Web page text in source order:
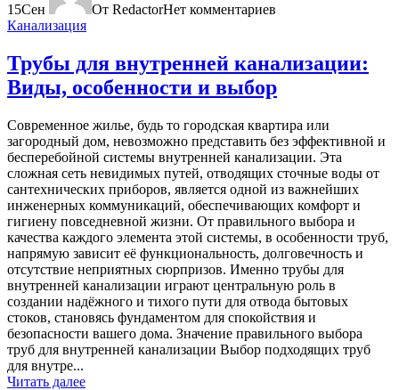
15Сен От RedactorНет комментариев
Канализация
Трубы для внутренней канализации:
Виды, особенности и выбор
Современное жилье, будь то городская квартира или
загородный дом, невозможно представить без эффективной и
бесперебойной системы внутренней канализации. Эта
сложная сеть невидимых путей, отводящих сточные воды от
сантехнических приборов, является одной из важнейших
инженерных коммуникаций, обеспечивающих комфорт и
гигиену повседневной жизни. От правильного выбора и
качества каждого элемента этой системы, в особенности труб,
напрямую зависит её функциональность, долговечность и
отсутствие неприятных сюрпризов. Именно трубы для
внутренней канализации играют центральную роль в
создании надёжного и тихого пути для отвода бытовых
стоков, становясь фундаментом для спокойствия и
безопасности вашего дома. Значение правильного выбора
труб для внутренней канализации Выбор подходящих труб
для внутре...
Читать далее